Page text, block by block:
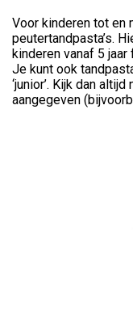
Voor kinderen tot en
peutertandpasta’s.
kinderen vanaf 5
Je kunt ook
‘junior’. Kijk dan
aangegeven